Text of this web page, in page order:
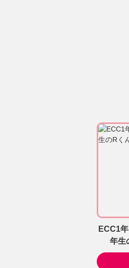
ECC1
年生